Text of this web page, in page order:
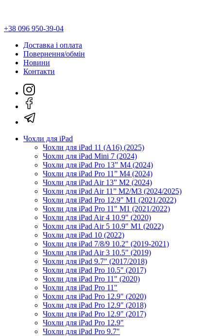
+38 096 950-39-04
Доставка і оплата
Повернення/обмін
Новини
Контакти
Чохли для iPad
Чохли для iPad 11 (A16) (2025)
Чохли для iPad Mini 7 (2024)
Чохли для iPad Pro 13” M4 (2024)
Чохли для iPad Pro 11” M4 (2024)
Чохли для iPad Air 13” M2 (2024)
Чохли для iPad Air 11” M2/M3 (2024/2025)
Чохли для iPad Pro 12.9" M1 (2021/2022)
Чохли для iPad Pro 11" M1 (2021/2022)
Чохли для iPad Air 4 10.9" (2020)
Чохли для iPad Air 5 10.9" M1 (2022)
Чохли для iPad 10 (2022)
Чохли для iPad 7/8/9 10.2" (2019-2021)
Чохли для iPad Air 3 10.5" (2019)
Чохли для iPad 9.7" (2017/2018)
Чохли для iPad Pro 10.5" (2017)
Чохли для iPad Pro 11" (2020)
Чохли для iPad Pro 11"
Чохли для iPad Pro 12.9" (2020)
Чохли для iPad Pro 12.9" (2018)
Чохли для iPad Pro 12.9" (2017)
Чохли для iPad Pro 12.9"
Чохли для iPad Pro 9.7"